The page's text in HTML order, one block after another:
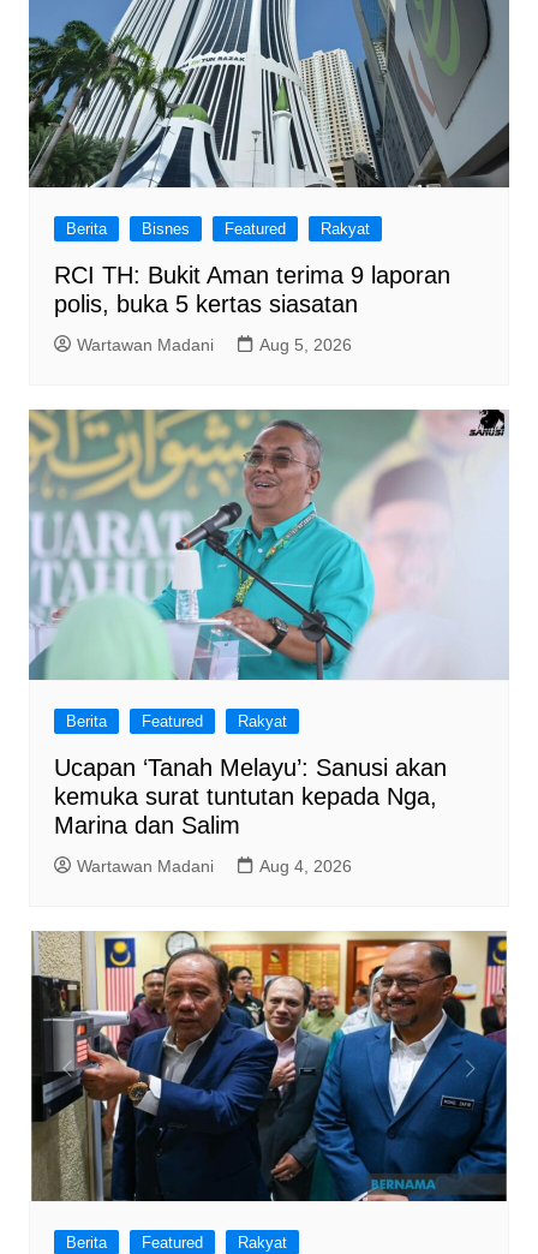
Berita Bisnes Featured Rakyat
RCI TH: Bukit Aman terima 9 laporan
polis, buka 5 kertas siasatan
Wartawan Madani Aug 5, 2026
Berita Featured Rakyat
Ucapan ‘Tanah Melayu’: Sanusi akan
kemuka surat tuntutan kepada Nga,
Marina dan Salim
Wartawan Madani Aug 4, 2026
Berita Featured Rakyat